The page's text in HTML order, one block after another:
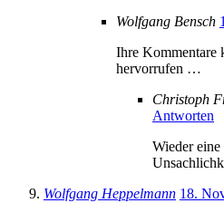
Wolfgang Bensch
Ihre Kommentare
hervorrufen …
Christoph
Antworten
Wieder
Wolfgang Heppelmann 18.